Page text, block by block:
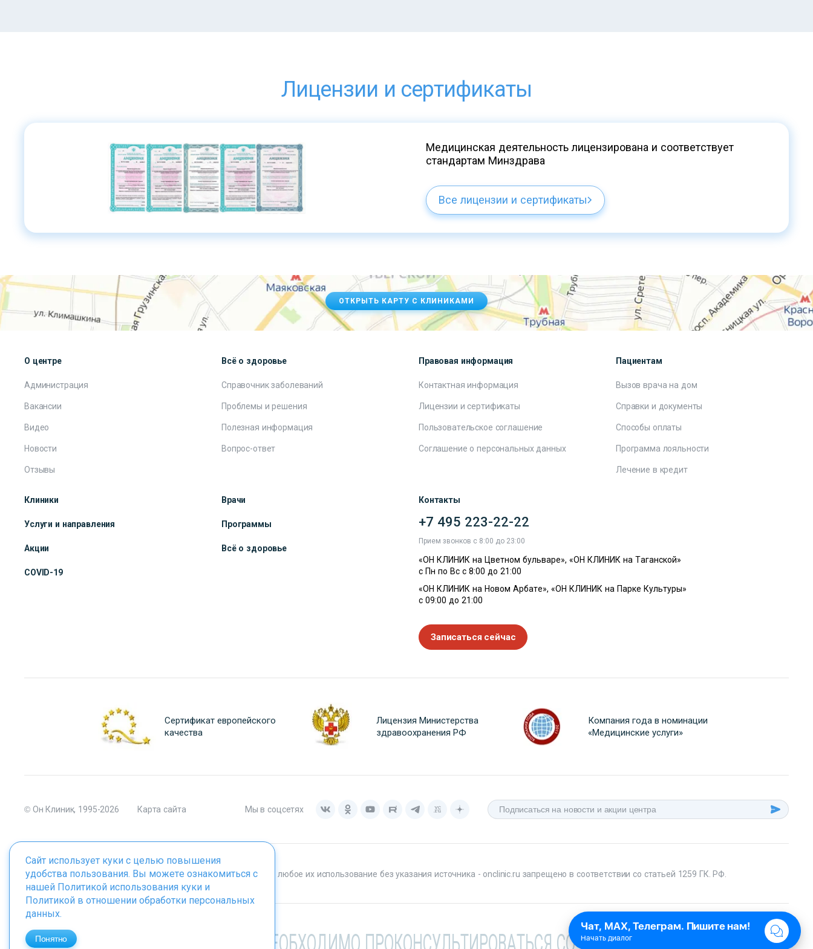
Лицензии и сертификаты
Медицинская деятельность лицензирована и соответствует
стандартам Минздрава
Все лицензии и сертификаты
ОТКРЫТЬ КАРТУ С КЛИНИКАМИ
О центре
Администрация
Вакансии
Видео
Новости
Отзывы
Всё о здоровье
Справочник заболеваний
Проблемы и решения
Полезная информация
Вопрос-ответ
Правовая информация
Контактная информация
Лицензии и сертификаты
Пользовательское соглашение
Соглашение о персональных данных
Пациентам
Вызов врача на дом
Справки и документы
Способы оплаты
Программа лояльности
Лечение в кредит
Клиники Врачи
Услуги и направления Программы
Акции Всё о здоровье
COVID-19
Контакты
+7 495 223-22-22
Прием звонков с 8:00 до 23:00
«ОН КЛИНИК на Цветном бульваре», «ОН КЛИНИК на Таганской»
с Пн по Вс с 8:00 до 21:00
«ОН КЛИНИК на Новом Арбате», «ОН КЛИНИК на Парке Культуры»
с 09:00 до 21:00
Записаться сейчас
Сертификат европейского
качества
Лицензия Министерства
здравоохранения РФ
Компания года в номинации
«Медицинские услуги»
© Он Клиник, 1995-2026 Карта сайта Мы в соцсетях
Материалы сайта являются собственностью ООО "Он Клиник", любое их использование без указания источника - onclinic.ru запрещено в соответствии со статьей 1259 ГК. РФ.
Сайт использует куки с целью повышения
удобства пользования. Вы можете ознакомиться с
нашей Политикой использования куки и
Политикой в отношении обработки персональных
данных.
Понятно